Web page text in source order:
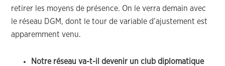
retirer les moyens de présence. On le verra demain avec
le réseau DGM, dont le tour de variable d’ajustement est
apparemment venu.
Notre réseau va-t-il devenir un club diplomatique